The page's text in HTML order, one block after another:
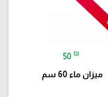
50 ₪
ميزان ماء 60 سم